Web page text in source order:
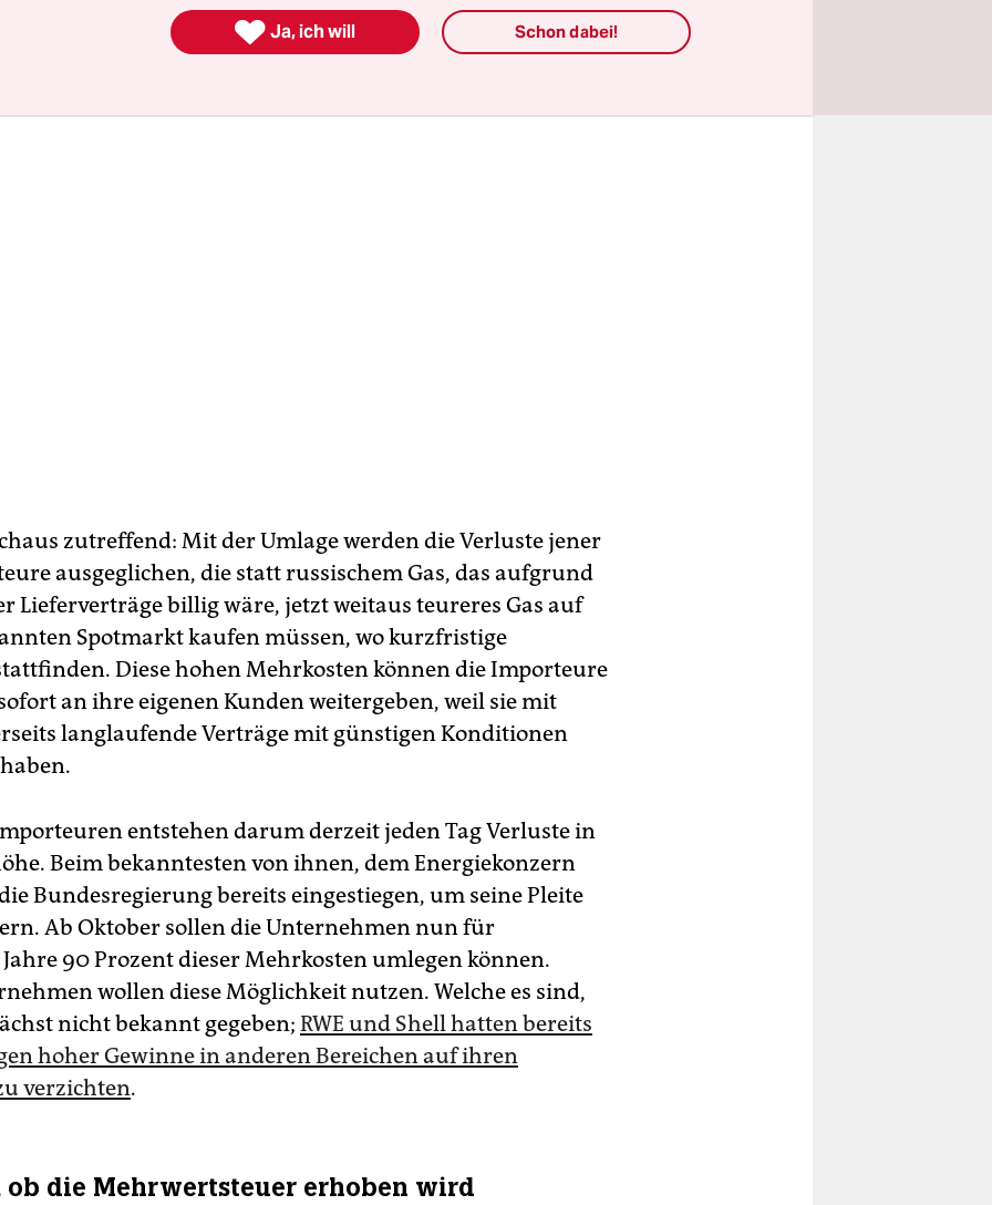
ist eine Folge von Putins völkerrechtswidrigem
auf die Ukraine und die von russischer Seite verursachte
zutreffend: Mit der Umlage werden die Verluste jener
ausgeglichen, die statt russischem Gas, das aufgrund
Lieferverträge billig wäre, jetzt weitaus teureres Gas auf
Spotmarkt kaufen müssen, wo kurzfristige
Diese hohen Mehrkosten können die Importeure
an ihre eigenen Kunden weitergeben, weil sie mit
langlaufende Verträge mit günstigen Konditionen
entstehen darum derzeit jeden Tag Verluste in
Beim bekanntesten von ihnen, dem Energiekonzern
Bundesregierung bereits eingestiegen, um seine Pleite
Ab Oktober sollen die Unternehmen nun für
90 Prozent dieser Mehrkosten umlegen können.
wollen diese Möglichkeit nutzen. Welche es sind,
nicht bekannt gegeben; RWE und Shell hatten bereits
hoher Gewinne in anderen Bereichen auf ihren
verzichten.
ob die Mehrwertsteuer erhoben wird
 Ja, ich will Schon dabei!